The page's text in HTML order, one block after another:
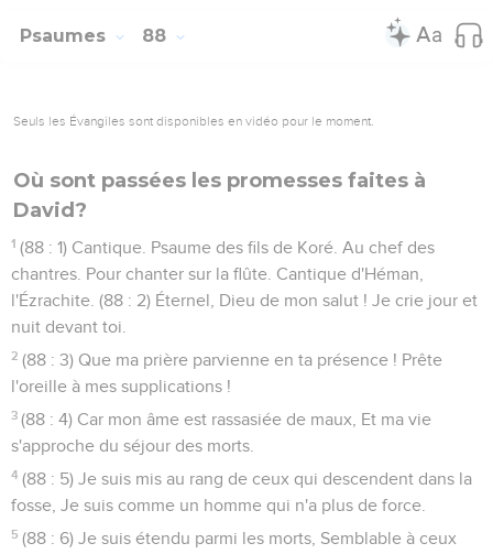
Psaumes 88
Seuls les Évangiles sont disponibles en vidéo pour le moment.
Où sont passées les promesses faites à
David?
1 (88 : 1) Cantique. Psaume des fils de Koré. Au chef des
chantres. Pour chanter sur la flûte. Cantique d'Héman,
l'Ézrachite. (88 : 2) Éternel, Dieu de mon salut ! Je crie jour et
nuit devant toi.
2 (88 : 3) Que ma prière parvienne en ta présence ! Prête
l'oreille à mes supplications !
3 (88 : 4) Car mon âme est rassasiée de maux, Et ma vie
s'approche du séjour des morts.
4 (88 : 5) Je suis mis au rang de ceux qui descendent dans la
fosse, Je suis comme un homme qui n'a plus de force.
5 (88 : 6) Je suis étendu parmi les morts, Semblable à ceux